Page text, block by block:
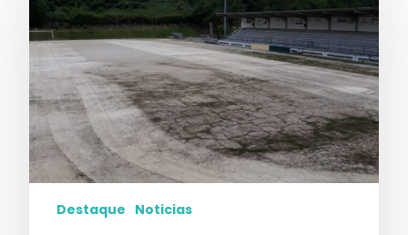
Destaque Noticias